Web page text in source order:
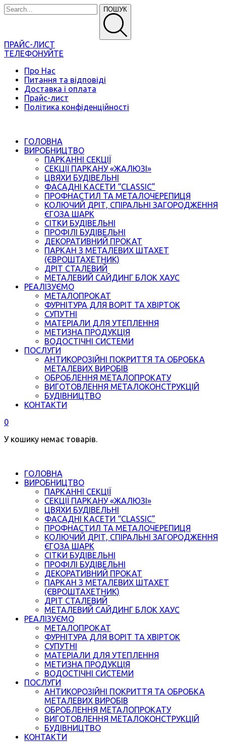
ПОШУК
ПРАЙС-ЛИСТ
ТЕЛЕФОНУЙТЕ
Про Нас
Питання та відповіді
Доставка і оплата
Прайс-лист
Політика конфіденційності
ГОЛОВНА
ВИРОБНИЦТВО
ПАРКАННІ СЕКЦІЇ
СЕКЦІЇ ПАРКАНУ «ЖАЛЮЗІ»
ЦВЯХИ БУДІВЕЛЬНІ
ФАСАДНІ КАСЕТИ “CLASSIC”
ПРОФНАСТИЛ ТА МЕТАЛОЧЕРЕПИЦЯ
КОЛЮЧИЙ ДРІТ, СПІРАЛЬНІ ЗАГОРОДЖЕННЯ
ЄГОЗА ШАРК
СІТКИ БУДІВЕЛЬНІ
ПРОФІЛІ БУДІВЕЛЬНІ
ДЕКОРАТИВНИЙ ПРОКАТ
ПАРКАН З МЕТАЛЕВИХ ШТАХЕТ
(ЄВРОШТАХЕТНИК)
ДРІТ СТАЛЕВИЙ
МЕТАЛЕВИЙ САЙДИНГ БЛОК ХАУС
РЕАЛІЗУЄМО
МЕТАЛОПРОКАТ
ФУРНІТУРА ДЛЯ ВОРІТ ТА ХВІРТОК
СУПУТНІ
МАТЕРІАЛИ ДЛЯ УТЕПЛЕННЯ
МЕТИЗНА ПРОДУКЦІЯ
ВОДОСТІЧНІ СИСТЕМИ
ПОСЛУГИ
АНТИКОРОЗІЙНІ ПОКРИТТЯ ТА ОБРОБКА
МЕТАЛЕВИХ ВИРОБІВ
ОБРОБЛЕННЯ МЕТАЛОПРОКАТУ
ВИГОТОВЛЕННЯ МЕТАЛОКОНСТРУКЦІЙ
БУДІВНИЦТВО
КОНТАКТИ
0
У кошику немає товарів.
ГОЛОВНА
ВИРОБНИЦТВО
ПАРКАННІ СЕКЦІЇ
СЕКЦІЇ ПАРКАНУ «ЖАЛЮЗІ»
ЦВЯХИ БУДІВЕЛЬНІ
ФАСАДНІ КАСЕТИ “CLASSIC”
ПРОФНАСТИЛ ТА МЕТАЛОЧЕРЕПИЦЯ
КОЛЮЧИЙ ДРІТ, СПІРАЛЬНІ ЗАГОРОДЖЕННЯ
ЄГОЗА ШАРК
СІТКИ БУДІВЕЛЬНІ
ПРОФІЛІ БУДІВЕЛЬНІ
ДЕКОРАТИВНИЙ ПРОКАТ
ПАРКАН З МЕТАЛЕВИХ ШТАХЕТ
(ЄВРОШТАХЕТНИК)
ДРІТ СТАЛЕВИЙ
МЕТАЛЕВИЙ САЙДИНГ БЛОК ХАУС
РЕАЛІЗУЄМО
МЕТАЛОПРОКАТ
ФУРНІТУРА ДЛЯ ВОРІТ ТА ХВІРТОК
СУПУТНІ
МАТЕРІАЛИ ДЛЯ УТЕПЛЕННЯ
МЕТИЗНА ПРОДУКЦІЯ
ВОДОСТІЧНІ СИСТЕМИ
ПОСЛУГИ
АНТИКОРОЗІЙНІ ПОКРИТТЯ ТА ОБРОБКА
МЕТАЛЕВИХ ВИРОБІВ
ОБРОБЛЕННЯ МЕТАЛОПРОКАТУ
ВИГОТОВЛЕННЯ МЕТАЛОКОНСТРУКЦІЙ
БУДІВНИЦТВО
КОНТАКТИ